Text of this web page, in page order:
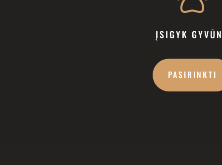
ĮSIGYK
PASIRINKTI